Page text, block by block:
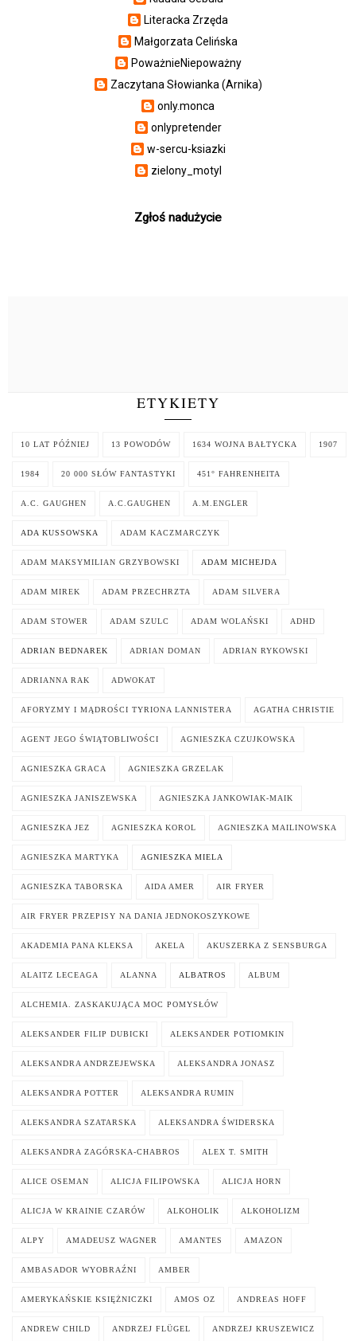
Literacka Zrzęda
Małgorzata Celińska
PoważnieNiepoważny
Zaczytana Słowianka (Arnika)
only.monca
onlypretender
w-sercu-ksiazki
zielony_motyl
Zgłoś nadużycie
ETYKIETY
10 LAT PÓŹNIEJ 13 POWODÓW 1634 WOJNA BAŁTYCKA 1907
1984 20 000 SŁÓW FANTASTYKI 451° FAHRENHEITA
A.C. GAUGHEN A.C.GAUGHEN A.M.ENGLER
ADA KUSSOWSKA ADAM KACZMARCZYK
ADAM MAKSYMILIAN GRZYBOWSKI ADAM MICHEJDA
ADAM MIREK ADAM PRZECHRZTA ADAM SILVERA
ADAM STOWER ADAM SZULC ADAM WOLAŃSKI ADHD
ADRIAN BEDNAREK ADRIAN DOMAN ADRIAN RYKOWSKI
ADRIANNA RAK ADWOKAT
AFORYZMY I MĄDROŚCI TYRIONA LANNISTERA AGATHA CHRISTIE
AGENT JEGO ŚWIĄTOBLIWOŚCI AGNIESZKA CZUJKOWSKA
AGNIESZKA GRACA AGNIESZKA GRZELAK
AGNIESZKA JANISZEWSKA AGNIESZKA JANKOWIAK-MAIK
AGNIESZKA JEZ AGNIESZKA KOROL AGNIESZKA MAILINOWSKA
AGNIESZKA MARTYKA AGNIESZKA MIELA
AGNIESZKA TABORSKA AIDA AMER AIR FRYER
AIR FRYER PRZEPISY NA DANIA JEDNOKOSZYKOWE
AKADEMIA PANA KLEKSA AKELA AKUSZERKA Z SENSBURGA
ALAITZ LECEAGA ALANNA ALBATROS ALBUM
ALCHEMIA. ZASKAKUJĄCA MOC POMYSŁÓW
ALEKSANDER FILIP DUBICKI ALEKSANDER POTIOMKIN
ALEKSANDRA ANDRZEJEWSKA ALEKSANDRA JONASZ
ALEKSANDRA POTTER ALEKSANDRA RUMIN
ALEKSANDRA SZATARSKA ALEKSANDRA ŚWIDERSKA
ALEKSANDRA ZAGÓRSKA-CHABROS ALEX T. SMITH
ALICE OSEMAN ALICJA FILIPOWSKA ALICJA HORN
ALICJA W KRAINIE CZARÓW ALKOHOLIK ALKOHOLIZM
ALPY AMADEUSZ WAGNER AMANTES AMAZON
AMBASADOR WYOBRAŹNI AMBER
AMERYKAŃSKIE KSIĘŻNICZKI AMOS OZ ANDREAS HOFF
ANDREW CHILD ANDRZEJ FLÜGEL ANDRZEJ KRUSZEWICZ